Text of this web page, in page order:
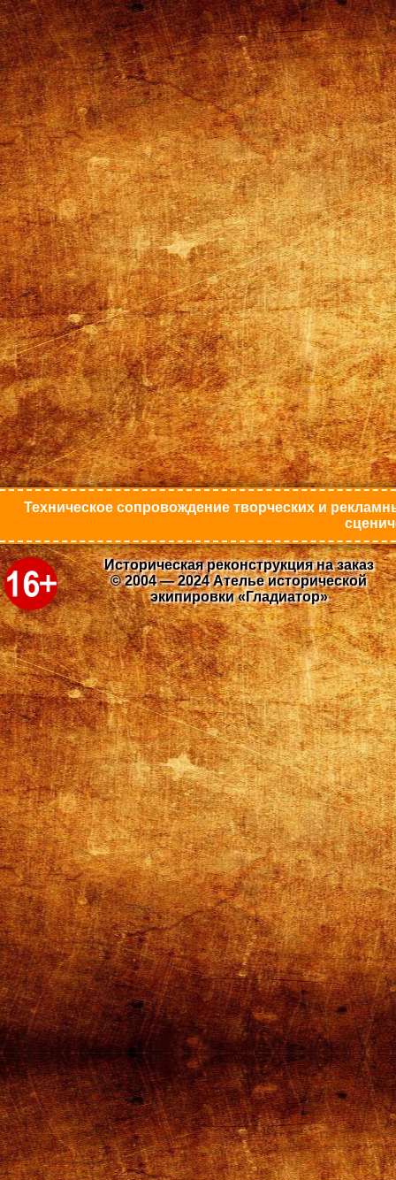
Техническое сопровождение творческих и
Историческая реконструкция на заказ
© 2004 — 2024 Ателье исторической
экипировки «Гладиатор»